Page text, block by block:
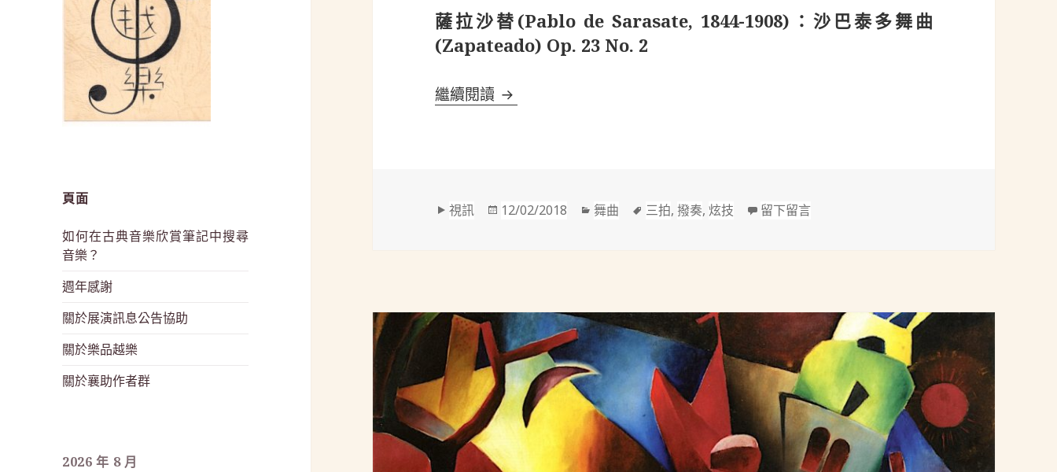
頁面
如何在古典音樂欣賞筆記中搜尋
音樂？
週年感謝
關於展演訊息公告協助
關於樂品越樂
關於襄助作者群
2026 年 8 月
薩拉沙替(Pablo de Sarasate, 1844-1908)：沙巴泰多舞曲
(Zapateado) Op. 23 No. 2
繼續閱讀 薩拉沙替(Pablo de Sarasate, 1844-1908)：沙巴泰多舞曲(Zapateado) Op. 23 No.
格
視訊
發
12/02/2018
分
舞曲
標
三拍,撥奏,炫技 留下留言在 薩拉沙替(Pablo de Sarasate, 1844-